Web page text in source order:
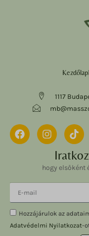
Kezdőlap
1117
hogy elsőként
Hozzájárulok az
Adatvédelmi Nyilatkozat-